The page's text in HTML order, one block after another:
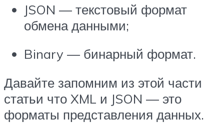
JSON — текстовый формат
обмена данными;
Binary — бинарный формат.
Давайте запомним из этой части
статьи что XML и JSON — это
форматы представления данных.